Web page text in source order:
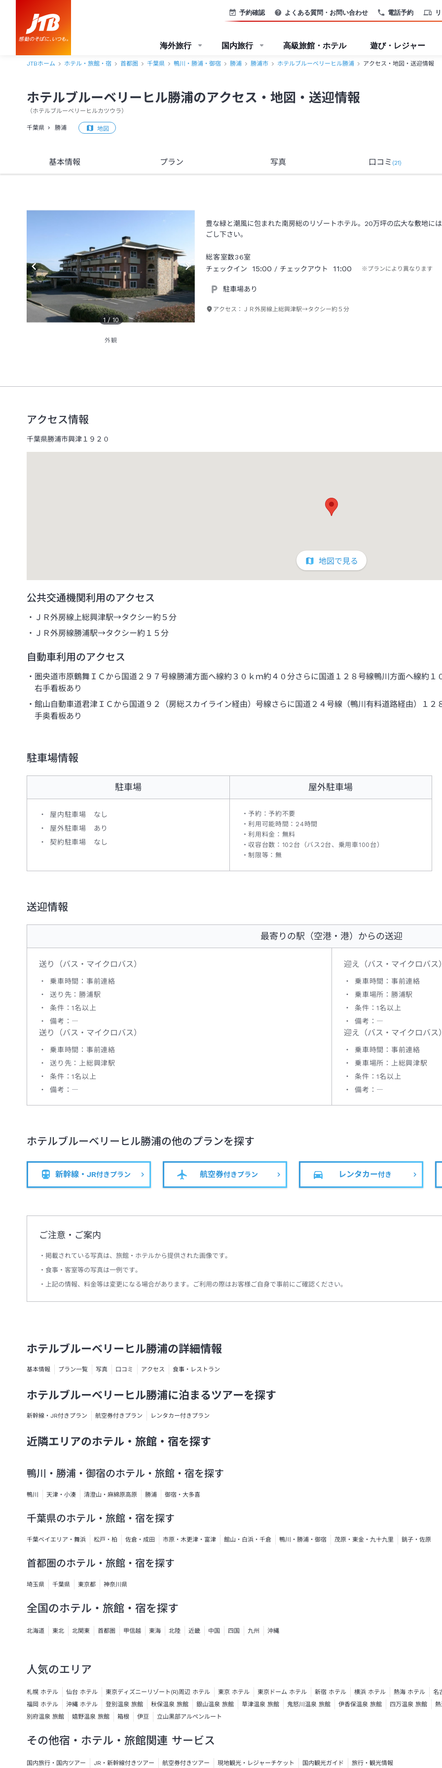
電話予約
予約確認 よくある質問・お問い合わせ
海外旅行 国内旅行 高級旅館・ホテル 遊び・レジャー
JTBホーム ホテル・旅館・宿 首都圏 千葉県 鴨川・勝浦・御宿 勝浦 勝浦市 ホテルブルーベリーヒル勝浦 アクセス・地図・送迎情報
ホテルブルーベリーヒル勝浦のアクセス・地図・送迎情報
（ホテルブルーベリーヒルカツウラ）
千葉県 勝浦 地図
基本情報 プラン 写真 口コミ (21)
1 /10
外観
豊な緑と潮風に包まれた南房総のリゾートホテル。20万坪の広大な敷地に
ごし下さい。
総客室数36室
チェックイン
15:00 / チェックアウト 11:00 ※プランにより異なります
駐車場あり
アクセス： ＪＲ外房線上総興津駅→タクシー約５分
アクセス情報
千葉県勝浦市興津１９２０
地図で見る
公共交通機関利用のアクセス
ＪＲ外房線上総興津駅→タクシー約５分
ＪＲ外房線勝浦駅→タクシー約１５分
自動車利用のアクセス
圏央道市原鶴舞ＩＣから国道２９７号線勝浦方面へ線約３０ｋｍ約４０分さらに国道１２８号線鴨川方面へ線約
右手看板あり
館山自動車道君津ＩＣから国道９２（房総スカイライン経由）号線さらに国道２４号線（鴨川有料道路経由）１
手奥看板あり
駐車場情報
駐車場
屋内駐車場 なし
屋外駐車場 あり
契約駐車場 なし
屋外駐車場
予約：予約不要
利用可能時間：24時間
利用料金：無料
収容台数：102台（バス2台、乗用車100台）
制限等：無
送迎情報
最寄りの駅（空港・港）からの送迎
送り（バス・マイクロバス）
乗車時間：事前連絡
送り先：勝浦駅
条件：1名以上
備考：―
送り（バス・マイクロバス）
乗車時間：事前連絡
送り先：上総興津駅
条件：1名以上
備考：―
迎え（バス・マイクロバス
乗車時間：事前連絡
乗車場所：勝浦駅
条件：1名以上
備考：―
迎え（バス・マイクロバス
乗車時間：事前連絡
乗車場所：上総興津駅
条件：1名以上
備考：―
ホテルブルーベリーヒル勝浦の他のプランを探す
新幹線・JR付きプラン 航空券付きプラン レンタカー付き
ご注意・ご案内
掲載されている写真は、旅館・ホテルから提供された画像です。
食事・客室等の写真は一例です。
上記の情報、料金等は変更になる場合があります。ご利用の際はお客様ご自身で事前にご確認ください。
ホテルブルーベリーヒル勝浦の詳細情報
基本情報 プラン一覧 写真 口コミ アクセス 食事・レストラン
ホテルブルーベリーヒル勝浦に泊まるツアーを探す
新幹線・JR付きプラン 航空券付きプラン レンタカー付きプラン
近隣エリアのホテル・旅館・宿を探す
鴨川・勝浦・御宿のホテル・旅館・宿を探す
鴨川 天津・小湊 清澄山・麻綿原高原 勝浦 御宿・大多喜
千葉県のホテル・旅館・宿を探す
千葉ベイエリア・舞浜 松戸・柏 佐倉・成田 市原・木更津・富津 館山・白浜・千倉 鴨川・勝浦・御宿 茂原・東金・九十九里 銚子・佐原
首都圏のホテル・旅館・宿を探す
埼玉県 千葉県 東京都 神奈川県
全国のホテル・旅館・宿を探す
北海道 東北 北関東 首都圏 甲信越 東海 北陸 近畿 中国 四国 九州 沖縄
人気のエリア
札幌 ホテル 仙台 ホテル 東京ディズニーリゾート(R)周辺 ホテル 東京 ホテル 東京ドーム ホテル 新宿 ホテル 横浜 ホテル 熱海 ホテル
名
福岡 ホテル
沖縄 ホテル 登別温泉 旅館 秋保温泉 旅館 銀山温泉 旅館 草津温泉 旅館 鬼怒川温泉 旅館 伊香保温泉 旅館 四万温泉 旅館
別府温泉 旅館
嬉野温泉 旅館 箱根 伊豆 立山黒部アルペンルート
その他宿・ホテル・旅館関連 サービス
国内旅行・国内ツアー JR・新幹線付きツアー 航空券付きツアー 現地観光・レジャーチケット 国内観光ガイド 旅行・観光情報